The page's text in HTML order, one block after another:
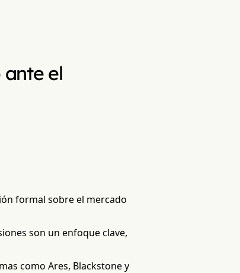
el
formal sobre el mercado
son un enfoque clave,
como Ares, Blackstone y